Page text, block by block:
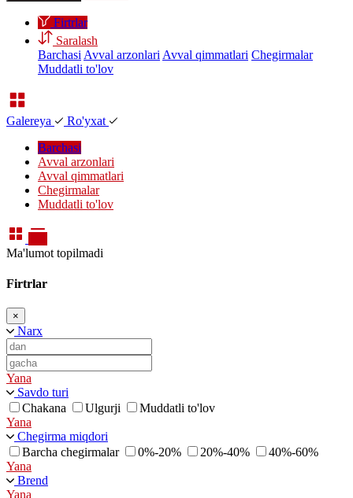
Firtrlar
Saralash
Barchasi Avval arzonlari Avval qimmatlari Chegirmalar
Muddatli to'lov
Galereya
Ro'yxat
Barchasi
Avval arzonlari
Avval qimmatlari
Chegirmalar
Muddatli to'lov
Ma'lumot topilmadi
Firtrlar
×
Narx
Yana
Savdo turi
Chakana
Ulgurji
Muddatli to'lov
Yana
Chegirma miqdori
Barcha chegirmalar
0%-20% 20%-40%
40%-60%
Yana
Brend
Yana